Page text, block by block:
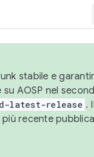
stabile e
AOSP nel
latest-release .
recente